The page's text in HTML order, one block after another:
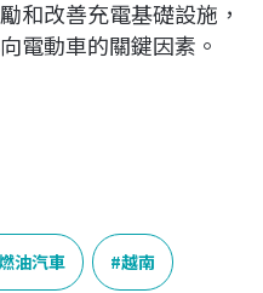
和改善充電基礎設施，
電動車的關鍵因素。
油汽車 越南